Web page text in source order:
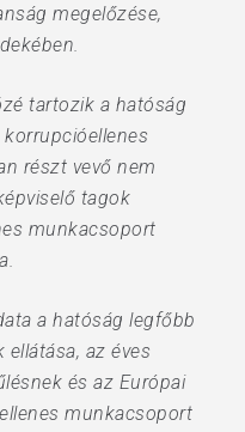
megelőzése,
tartozik a hatóság
korrupcióellenes
részt vevő nem
tagok
munkacsoport
a hatóság legfőbb
az éves
és az Európai
munkacsoport